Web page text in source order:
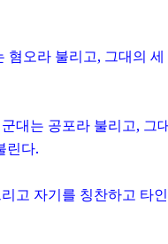
혐오라 불리고, 그대의
대는 공포라 불리고, 그
린다.
고 자기를 칭찬하고 타